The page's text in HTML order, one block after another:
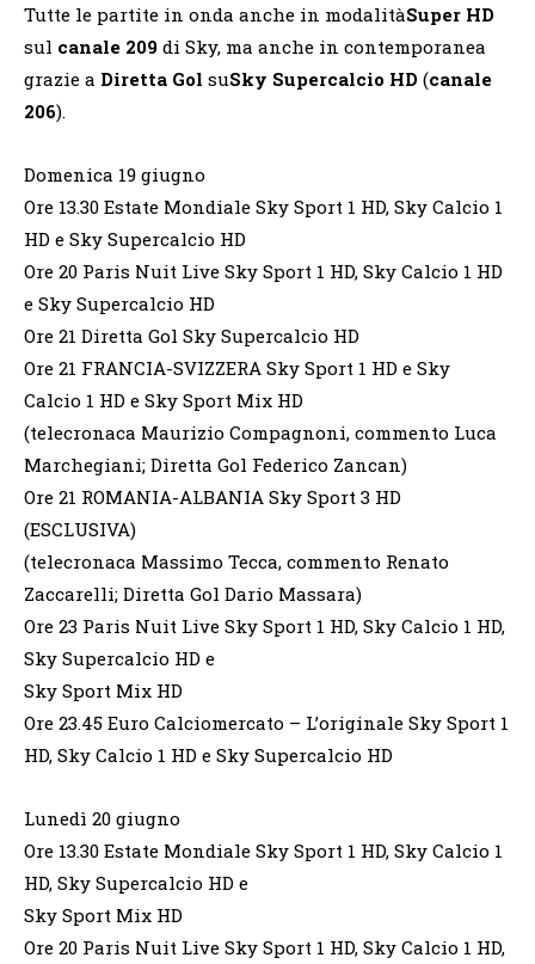
Tutte le partite in onda anche in modalitàSuper HD
sul canale 209 di Sky, ma anche in contemporanea
grazie a Diretta Gol suSky Supercalcio HD (canale
206).
Domenica 19 giugno
Ore 13.30 Estate Mondiale Sky Sport 1 HD, Sky Calcio 1
HD e Sky Supercalcio HD
Ore 20 Paris Nuit Live Sky Sport 1 HD, Sky Calcio 1 HD
e Sky Supercalcio HD
Ore 21 Diretta Gol Sky Supercalcio HD
Ore 21 FRANCIA-SVIZZERA Sky Sport 1 HD e Sky
Calcio 1 HD e Sky Sport Mix HD
(telecronaca Maurizio Compagnoni, commento Luca
Marchegiani; Diretta Gol Federico Zancan)
Ore 21 ROMANIA-ALBANIA Sky Sport 3 HD
(ESCLUSIVA)
(telecronaca Massimo Tecca, commento Renato
Zaccarelli; Diretta Gol Dario Massara)
Ore 23 Paris Nuit Live Sky Sport 1 HD, Sky Calcio 1 HD,
Sky Supercalcio HD e
Sky Sport Mix HD
Ore 23.45 Euro Calciomercato – L’originale Sky Sport 1
HD, Sky Calcio 1 HD e Sky Supercalcio HD
Lunedì 20 giugno
Ore 13.30 Estate Mondiale Sky Sport 1 HD, Sky Calcio 1
HD, Sky Supercalcio HD e
Sky Sport Mix HD
Ore 20 Paris Nuit Live Sky Sport 1 HD, Sky Calcio 1 HD,